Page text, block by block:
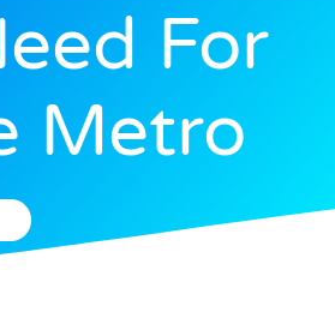
For
Metro